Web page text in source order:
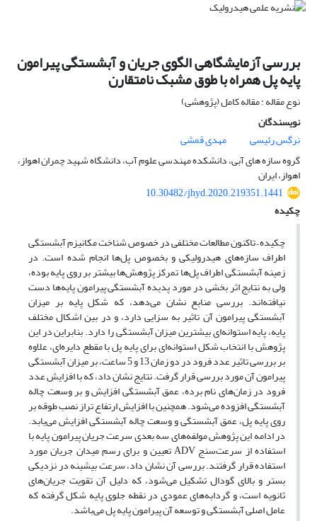
بررسی آزمایشگاهی الگوی جریان و آبشستگی پیرامون
پایه پل همراه با طوق مشبک نامتقارن
نوع مقاله : مقاله کامل (پژوهشی)
نویسندگان
نرگس رئیسی
مهدی قمشی
گروه سازه های آبی، دانشکده مهندسی علوم آب، دانشگاه شهید چمران اهواز،
اهواز، ایران
10.30482/jhyd.2020.219351.1441
چکیده
چکیده – تاکنون مطالعات مختلفی در خصوص شناخت مکانیزم آبشستگی
اطراف سازه‌های هیدرولیکی و بخصوص پل‌ها انجام شده است. در
زمینه آبشستگی اطراف پل‌ها تمرکز پژوهش‌ها بیشتر بر روی پایه بوده،
ولی به نتایج اثر بخشی در مورد پدیده آبشستگی پیرامون پایه‌ها دست
نیافته‌اند. بررسی منابع نشان می‌دهد، که شکل پایه بر میزان
آبشستگی پیرامون آن تاثیر به سزایی دارد، و در بین اشکال مختلف
پایه، پایه استوانه‌ای بیشترین میزان آبشستگی را دارد. بنابراین در این
پژوهش با انتخاب شکل استوانه‌ای برای پایه پل با مقطع دایره‌ای، علاوه
بر بررسی تاثیر عدد فرود در دو زمان 13 و 5 ساعت، بر میزان آبشستگی
پیرامون آن مورد بررسی قرار گرفت. نتایج نشان داد، که با افزایش عدد
فرود در زمان‌های نام برده، عمق آبشستگی افزایش و بر وسعت چاله
آبشستگی افزوده می‌شود. همچنین با افزایش ارتفاع تراز نصب طوقه بر
روی پایه پل، عمق آبشستگی و وسعت چاله آبشستگی افزایش می‌یابد.
در ادامه این پژوهش مولفه‌های سه بعدی سرعت جریان پیرامون پایه با
استفاده از سرعت‌سنج ADV تعیین و برای رسم میدان جریان مورد
استفاده قرار گرفتند. بررسی آن نشان داد، سرعت بیشینه در نزدیکی
بستر و بالای گودال تشکیل می‌شود، که دلیل آن تقویت جریان‌های
ثانویه است، و گردابه‌های عمودی در نقطه جلوی پایه شکل گرفته که
عامل اصلی آبشستگی و توسعه آن پیرامون پایه پل می‌باشد.